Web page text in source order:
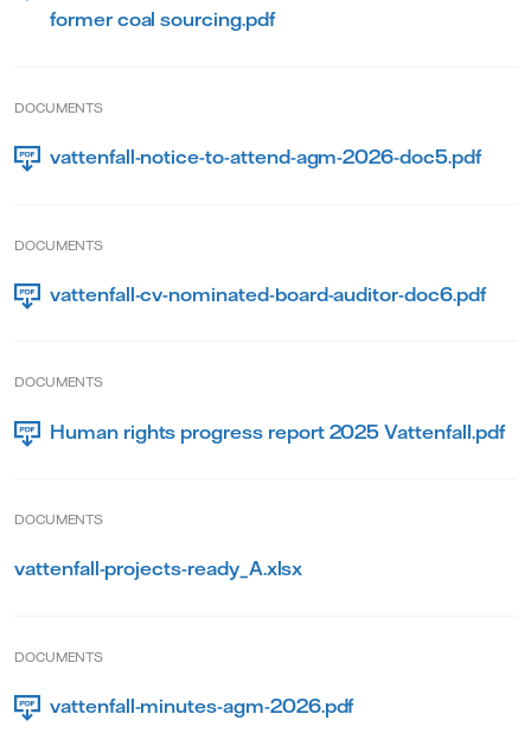
former coal sourcing.pdf
DOCUMENTS
vattenfall-notice-to-attend-agm-2026-doc5.pdf
DOCUMENTS
vattenfall-cv-nominated-board-auditor-doc6.pdf
DOCUMENTS
Human rights progress report 2025 Vattenfall.pdf
DOCUMENTS
vattenfall-projects-ready_A.xlsx
DOCUMENTS
vattenfall-minutes-agm-2026.pdf